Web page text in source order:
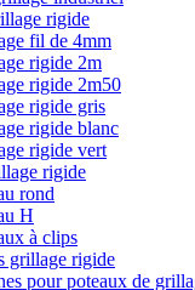
rigide
fil de 4mm
rigide 2m
rigide 2m50
rigide gris
rigide blanc
rigide vert
rigide
rond
H
à clips
grillage rigide
pour poteaux de